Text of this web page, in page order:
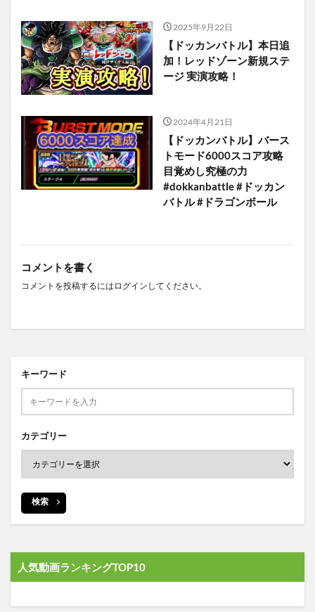
2025年9月22日
【ドッカンバトル】本日追
加！レッドゾーン新規ステ
ージ 実演攻略！
2024年4月21日
【ドッカンバトル】バース
トモード6000スコア攻略
目覚めし究極の力
#dokkanbattle #ドッカン
バトル #ドラゴンボール
コメントを書く
コメントを投稿するには ログイン してください。
キーワード
カテゴリー
検索
人気動画ランキングTOP10